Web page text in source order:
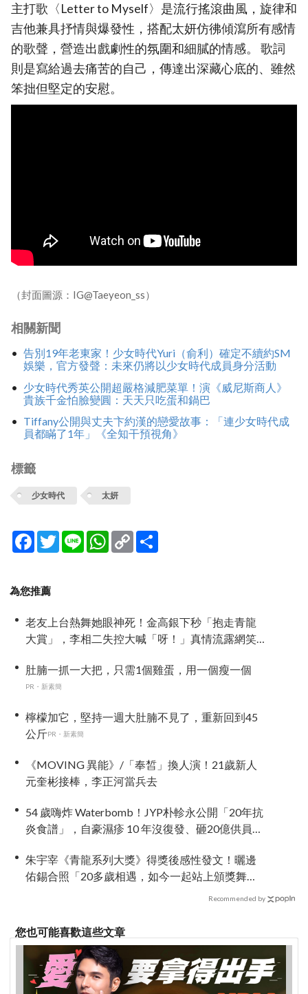
主打歌〈Letter to Myself〉是流行搖滾曲風，旋律和
吉他兼具抒情與爆發性，搭配太妍仿彿傾瀉所有感情
的歌聲，營造出戲劇性的氛圍和細膩的情感。 歌詞
則是寫給過去痛苦的自己，傳達出深藏心底的、雖然
笨拙但堅定的安慰。
（封面圖源：IG@Taeyeon_ss）
相關新聞
告別19年老東家！少女時代Yuri（俞利）確定不續約SM
娛樂，官方發聲：未來仍將以少女時代成員身分活動
少女時代秀英公開超嚴格減肥菜單！演《威尼斯商人》
貴族千金怕臉變圓：天天只吃蛋和鍋巴
Tiffany公開與丈夫卞約漢的戀愛故事：「連少女時代成
員都瞞了1年」《全知干預視角》
標籤
少女時代 太妍
Facebook
TwitterLine WhatsApp
Copy
Link
為您推薦
老友上台熱舞她眼神死！金高銀下秒「抱走青龍
大賞」，李相二失控大喊「呀！」真情流露網笑
肚腩一抓一大把，只需1個雞蛋，用一個瘦一個
PR・新素簡
檸檬加它，堅持一週大肚腩不見了，重新回到45
公斤PR・新素簡
《MOVING 異能》/「奉皙」換人演！21歲新人
元奎彬接棒，李正河當兵去
54 歲嗨炸 Waterbomb！JYP朴軫永公開「20年抗
炎食譜」，自豪濕疹 10 年沒復發、砸20億供員工
朱宇宰《青龍系列大獎》得獎後感性發文！曬邊
佑錫合照「20多歲相遇，如今一起站上頒獎舞
Recommended by
您也可能喜歡這些文章